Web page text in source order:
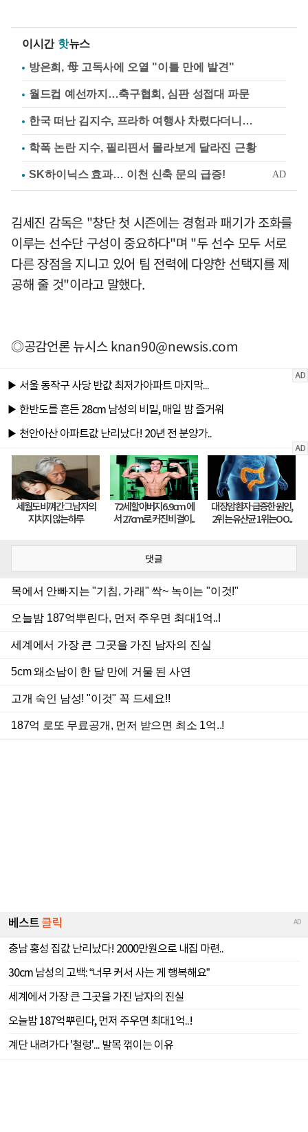
이시간 핫뉴스
방은희, 母 고독사에 오열 "이틀 만에 발견"
월드컵 예선까지…축구협회, 심판 성접대 파문
한국 떠난 김지수, 프라하 여행사 차렸다더니…
학폭 논란 지수, 필리핀서 몰라보게 달라진 근황
김세진 감독은 "창단 첫 시즌에는 경험과 패기가 조화를
이루는 선수단 구성이 중요하다"며 "두 선수 모두 서로
다른 장점을 지니고 있어 팀 전력에 다양한 선택지를 제
공해 줄 것"이라고 말했다.
◎공감언론 뉴시스knan90@newsis.com
댓글